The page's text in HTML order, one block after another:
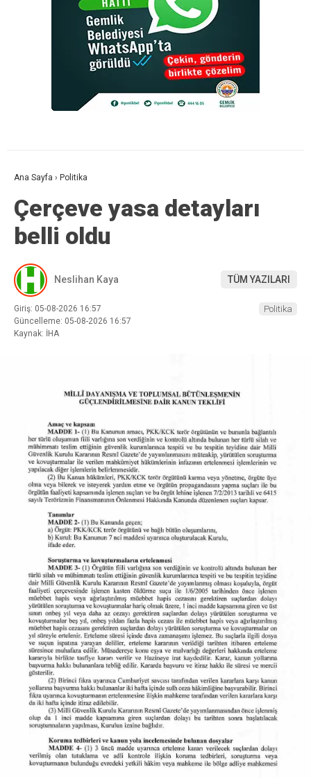
Ana Sayfa › Politika
Çerçeve yasa detayları
belli oldu
Neslihan Kaya TÜM YAZILARI
Giriş: 05-08-2026 16:57
Güncelleme: 05-08-2026 16:57
Kaynak: İHA
Politika